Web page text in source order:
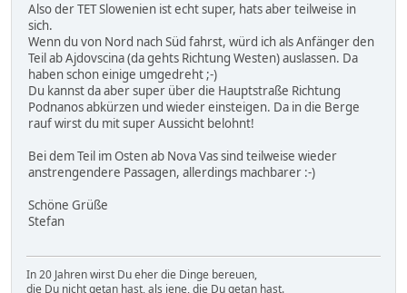
Also der TET Slowenien ist echt super, hats aber teilweise in
sich.
Wenn du von Nord nach Süd fahrst, würd ich als Anfänger den
Teil ab Ajdovscina (da gehts Richtung Westen) auslassen. Da
haben schon einige umgedreht ;-)
Du kannst da aber super über die Hauptstraße Richtung
Podnanos abkürzen und wieder einsteigen. Da in die Berge
rauf wirst du mit super Aussicht belohnt!
Bei dem Teil im Osten ab Nova Vas sind teilweise wieder
anstrengendere Passagen, allerdings machbarer :-)
Schöne Grüße
Stefan
In 20 Jahren wirst Du eher die Dinge bereuen,
die Du nicht getan hast, als jene, die Du getan hast.